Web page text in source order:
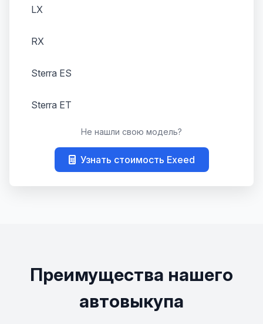
LX
RX
Sterra ES
Sterra ET
Не нашли свою модель?
Узнать стоимость Exeed
Преимущества нашего
автовыкупа